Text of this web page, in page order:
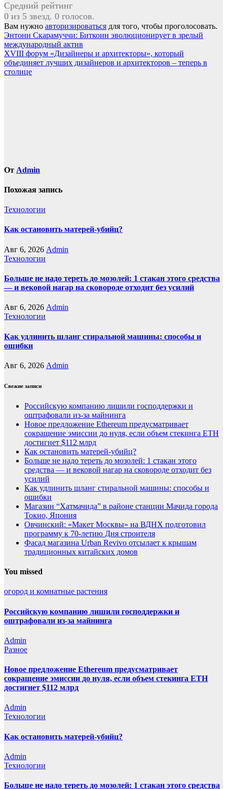
Средний рейтинг
0 из 5 звезд. 0 голосов.
Вам нужно авторизироваться для того, чтобы проголосовать.
Навигация
по
записям
Энтони Скарамуччи: Биткоин эволюционирует в зрелый
международный актив
XVIII форум «Дизайнеры и архитекторы», который
объединяет лучших дизайнеров и архитекторов – теперь в
столице
От Admin
Похожая запись
Технологии
Как остановить матерей-убийц?
Авг 6, 2026 Admin
Технологии
Больше не надо тереть до мозолей: 1 стакан этого средства
— и вековой нагар на сковороде отходит без усилий
Авг 6, 2026 Admin
Технологии
Как удлинить шланг стиральной машины: способы и
ошибки
Авг 6, 2026 Admin
Свежие записи
Российскую компанию лишили господдержки и
оштрафовали из-за майнинга
Новое предложение Ethereum предусматривает
сокращение эмиссии до нуля, если объем стекинга ETH
достигнет $112 млрд
Как остановить матерей-убийц?
Больше не надо тереть до мозолей: 1 стакан этого
средства — и вековой нагар на сковороде отходит без
усилий
Как удлинить шланг стиральной машины: способы и
ошибки
Магазин “Хатмачида” в районе станции Мачида города
Токио, Япония
Овчинский: «Макет Москвы» на ВДНХ подготовил
программу к 70-летию Дня строителя
Фасад магазина Urban Revivo отсылает к крышам
традиционных китайских домов
You missed
огород и комнатные растения
Российскую компанию лишили господдержки и
оштрафовали из-за майнинга
Admin
Разное
Новое предложение Ethereum предусматривает
сокращение эмиссии до нуля, если объем стекинга ETH
достигнет $112 млрд
Admin
Технологии
Как остановить матерей-убийц?
Admin
Технологии
Больше не надо тереть до мозолей: 1 стакан этого средства